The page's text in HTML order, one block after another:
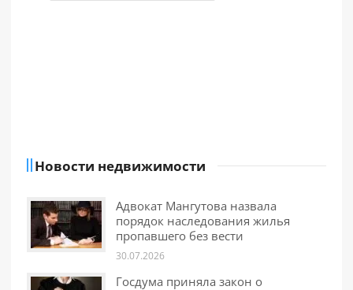
Новости недвижимости
Адвокат Мангутова назвала
порядок наследования жилья
пропавшего без вести
30.07.2026
Госдума приняла закон о